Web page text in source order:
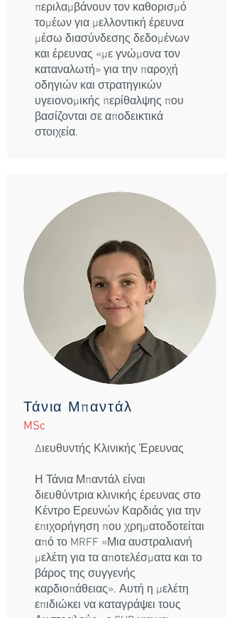
περιλαμβάνουν τον καθορισμό
τομέων για μελλοντική έρευνα
μέσω διασύνδεσης δεδομένων
και έρευνας «με γνώμονα τον
καταναλωτή» για την παροχή
οδηγιών και στρατηγικών
υγειονομικής περίθαλψης που
βασίζονται σε αποδεικτικά
στοιχεία.
Τάνια Μπαντάλ
MSc
Διευθυντής Κλινικής Έρευνας
Η Τάνια Μπαντάλ είναι
διευθύντρια κλινικής έρευνας στο
Κέντρο Ερευνών Καρδιάς για την
επιχορήγηση που χρηματοδοτείται
από το MRFF «Μια αυστραλιανή
μελέτη για τα αποτελέσματα και το
βάρος της συγγενής
καρδιοπάθειας». Αυτή η μελέτη
επιδιώκει να καταγράψει τους